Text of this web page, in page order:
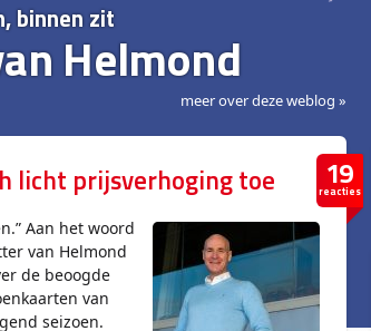
binnen zit
Helmond
meer over deze weblog »
19
reacties
licht prijsverhoging toe
Aan het woord
van Helmond
de beoogde
van
seizoen.